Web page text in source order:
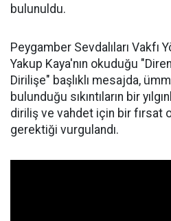
bulunuldu.
Peygamber Sevdalıları Vakfı
Yakup Kaya'nın okuduğu
Dirilişe" başlıklı mesajda,
bulunduğu sıkıntıların bir
diriliş ve vahdet için bir fırsat
gerektiği vurgulandı.